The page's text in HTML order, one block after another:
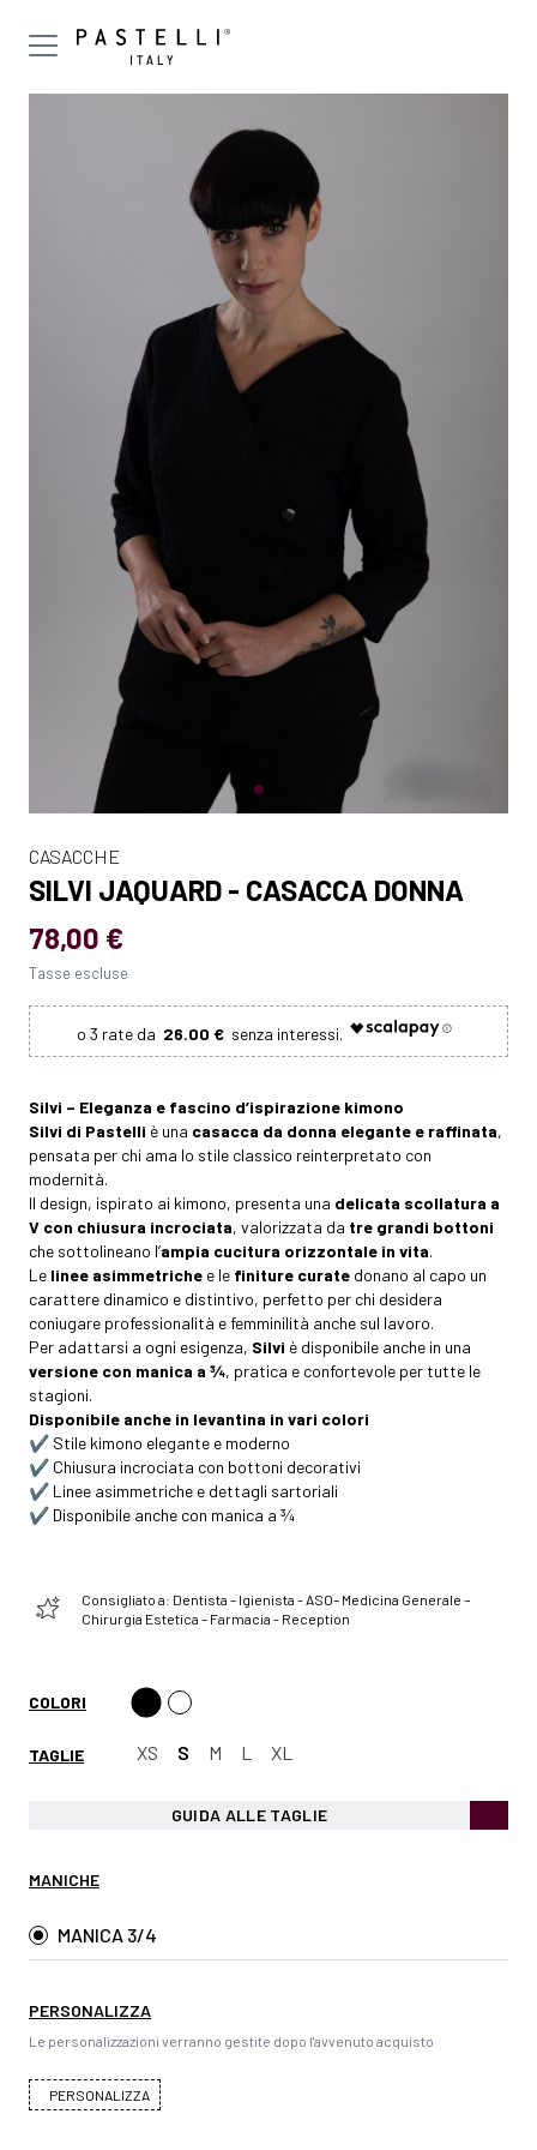
CASACCHE
SILVI JAQUARD - CASACCA DONNA
78,00 €
Tasse escluse
26.00 €
Silvi – Eleganza e fascino d’ispirazione kimono
Silvi di Pastelli è una casacca da donna elegante e raffinata,
pensata per chi ama lo stile classico reinterpretato con
modernità.
Il design, ispirato ai kimono, presenta una delicata scollatura a
V con chiusura incrociata, valorizzata da tre grandi bottoni
che sottolineano l’ampia cucitura orizzontale in vita.
Le linee asimmetriche e le finiture curate donano al capo un
carattere dinamico e distintivo, perfetto per chi desidera
coniugare professionalità e femminilità anche sul lavoro.
Per adattarsi a ogni esigenza, Silvi è disponibile anche in una
versione con manica a ¾, pratica e confortevole per tutte le
stagioni.
Disponibile anche in levantina in vari colori
✔️ Stile kimono elegante e moderno
✔️ Chiusura incrociata con bottoni decorativi
✔️ Linee asimmetriche e dettagli sartoriali
✔️ Disponibile anche con manica a ¾
Consigliato a: Dentista – Igienista - ASO– Medicina Generale –
Chirurgia Estetica – Farmacia - Reception
COLORI
TAGLIE XS S M L XL
GUIDA ALLE TAGLIE
MANICHE
MANICA 3/4
PERSONALIZZA
Le personalizzazioni verranno gestite dopo l'avvenuto acquisto
PERSONALIZZA